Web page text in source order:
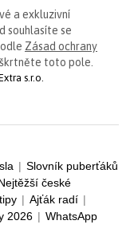
a exkluzivní
souhlasíte se
Zásad ochrany
toto pole.
s.r.o.
| Slovník puberťáků
české
| Ajťák radí |
2026 | WhatsApp